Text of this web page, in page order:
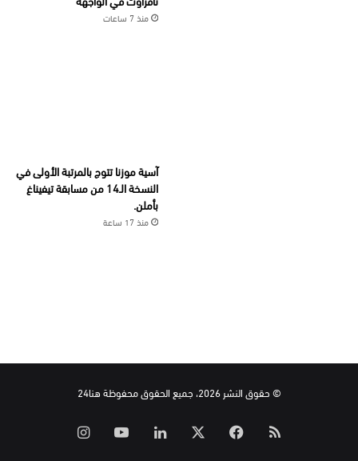
منذ 7 ساعات
آسية موزنا تتوج بالمرتبة الأولى في
النسخة الـ14 من مسابقة تيفيناغ
بأملن.
منذ 17 ساعة
© حقوق النشر 2026، جميع الحقوق محفوظة هنا24
ملخص
فيسبوك لينكدإن ‫YouTube